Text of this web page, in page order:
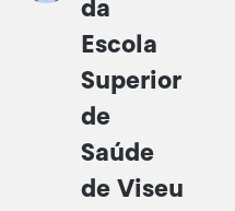
Tondela em
Mindfulness. Foi...
da
Escola
Superior
de
Saúde
de Viseu